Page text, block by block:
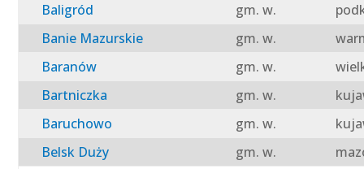
Baligród
gm. w.
Banie Mazurskie
gm. w.
Baranów
gm. w.
Bartniczka
gm. w.
Baruchowo
gm. w.
Belsk Duży
gm. w.